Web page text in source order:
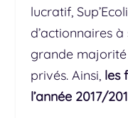
lucratif,
d’actionnaires
grande
privés. Ainsi, les
l’année 2017/